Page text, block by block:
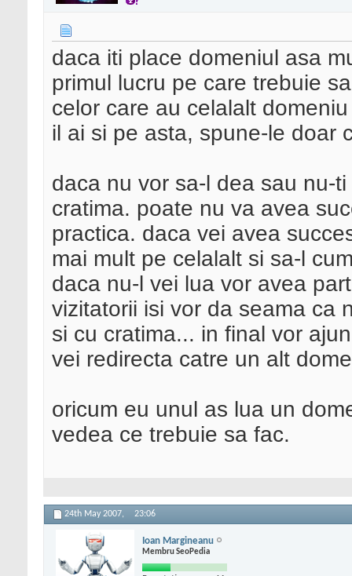
daca iti place domeniul asa
primul lucru pe care trebuie
celor care au celalalt
il ai si pe asta, spune-le doar
daca nu vor sa-l dea sau nu-
cratima. poate nu va avea
practica. daca vei avea
mai mult pe celalalt si sa-l
daca nu-l vei lua vor avea
vizitatorii isi vor da seama ca
si cu cratima... in final vor
vei redirecta catre un alt
oricum eu unul as lua un
vedea ce trebuie sa fac.
24th May 2007, 23:06
Ioan Margineanu
Membru SeoPedia